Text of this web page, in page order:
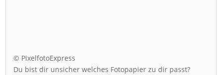
© PixelfotoExpress
Du bist dir unsicher welches Fotopapier zu dir passt?